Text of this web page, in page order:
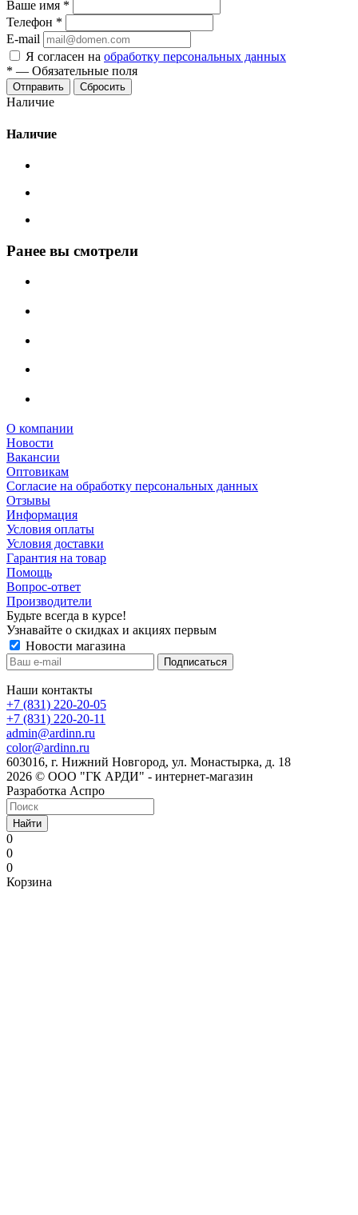
Ваше имя *
Телефон *
E-mail
Я согласен на обработку персональных данных
* — Обязательные поля
Сбросить
Наличие
Наличие
Ранее вы смотрели
О компании
Новости
Вакансии
Оптовикам
Cогласие на обработку персональных данных
Отзывы
Информация
Условия оплаты
Условия доставки
Гарантия на товар
Помощь
Вопрос-ответ
Производители
Будьте всегда в курсе!
Узнавайте о скидках и акциях первым
Новости магазина
Наши контакты
+7 (831) 220-20-05
+7 (831) 220-20-11
admin@ardinn.ru
color@ardinn.ru
603016, г. Нижний Новгород, ул. Монастырка, д. 18
2026 © ООО "ГК АРДИ" - интернет-магазин
Разработка Аспро
Найти
0
0
0
Корзина